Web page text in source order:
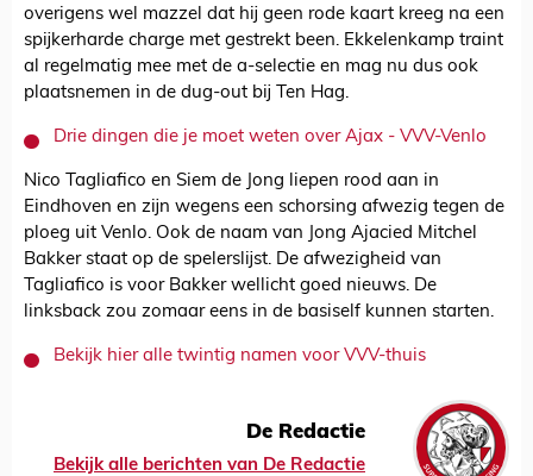
overigens wel mazzel dat hij geen rode kaart kreeg na een
spijkerharde charge met gestrekt been. Ekkelenkamp traint
al regelmatig mee met de a-selectie en mag nu dus ook
plaatsnemen in de dug-out bij Ten Hag.
Drie dingen die je moet weten over Ajax - VVV-Venlo
Nico Tagliafico en Siem de Jong liepen rood aan in
Eindhoven en zijn wegens een schorsing afwezig tegen de
ploeg uit Venlo. Ook de naam van Jong Ajacied Mitchel
Bakker staat op de spelerslijst. De afwezigheid van
Tagliafico is voor Bakker wellicht goed nieuws. De
linksback zou zomaar eens in de basiself kunnen starten.
Bekijk hier alle twintig namen voor VVV-thuis
De Redactie
Bekijk alle berichten van De Redactie